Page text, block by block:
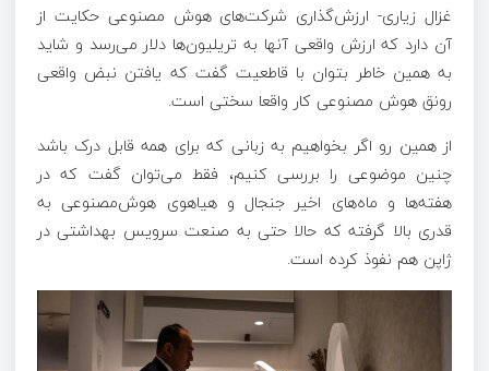
غزال زیاری- ارزش‌گذاری شرکت‌های هوش مصنوعی حکایت از
آن دارد که ارزش واقعی آنها به تریلیون‌ها دلار می‌رسد و شاید
به همین خاطر بتوان با قاطعیت گفت که یافتن نبض واقعی
رونق هوش مصنوعی کار واقعا سختی است.
از همین رو اگر بخواهیم به زبانی که برای همه قابل درک باشد
چنین موضوعی را بررسی کنیم، فقط می‌توان گفت که در
هفته‌ها و ماه‌های اخیر جنجال و هیاهوی هوش‌مصنوعی به
قدری بالا گرفته که حالا حتی به صنعت سرویس بهداشتی در
ژاپن هم نفوذ کرده است.